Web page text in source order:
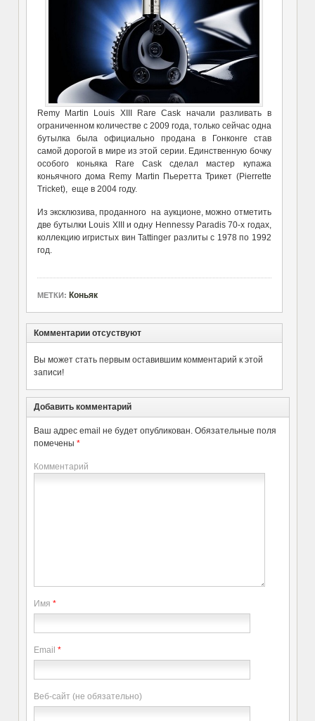
Remy Martin Louis XIII Rare Cask начали разливать в
ограниченном количестве с 2009 года, только сейчас одна
бутылка была официально продана в Гонконге став
самой дорогой в мире из этой серии. Единственную бочку
особого коньяка Rare Cask сделал мастер купажа
коньячного дома Remy Martin Пьеретта Трикет (Pierrette
Tricket), еще в 2004 году.
Из эксклюзива, проданного на аукционе, можно отметить
две бутылки Louis XIII и одну Hennessy Paradis 70-х годах,
коллекцию игристых вин Tattinger разлиты с 1978 по 1992
год.
МЕТКИ: Коньяк
Комментарии отсуствуют
Вы может стать первым оставившим комментарий к этой
записи!
Добавить комментарий
Ваш адрес email не будет опубликован. Обязательные поля
помечены *
Комментарий
Имя *
Email *
Веб-сайт (не обязательно)